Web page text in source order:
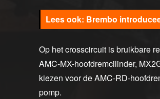
Brembo
Op het crosscircuit is bruikbare
AMC-MX-hoofdremcilinder,
kiezen voor de AMC-RD-
pomp.